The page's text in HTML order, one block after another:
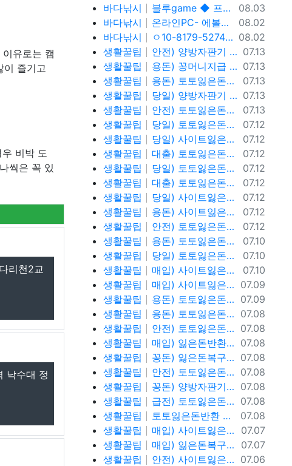
유로는 캠
이 즐기고
비박 도
씩은 꼭 있
리천2교
낙수대 정
등록일
08.03
바다낚시
블루game ◆ 프라그마틱 슬 롯 & 에 볼 루 션 ◆ BLUE C A S I N O ◆ 바 둑 이 | 홀 덤 | 바 캬 라 | 슬 롯 | 맞 고 ◆가입 코드 : 안비서◆
등록일
08.02
바다낚시
온라인PC- 에볼루션슬롯 - 블루게임 WWW.fefas.net 아이슬롯아시아
등록일
08.02
바다낚시
ㅇ10-8179-5274 블루게임 fefas.net 바이브게임
등록일
07.13
생활꿀팁
안전) 양방자판기 토토반환신청 텔레@ybcs24
등록일
07.13
생활꿀팁
용돈) 꽁머니지급 토토빚복구 텔레@ybcs24
등록일
07.13
생활꿀팁
용돈) 토토잃은돈반환 토토잃은돈복구 텔레@ybcs24
등록일
07.13
생활꿀팁
당일) 양방자판기 토토반환신청 텔레@ybcs24
등록일
07.13
생활꿀팁
안전) 토토잃은돈반환 토토잃은돈복구 텔레@ybcs24
등록일
07.12
생활꿀팁
당일) 토토잃은돈반환 토토잃은돈복구 텔레@ybcs24
등록일
07.12
생활꿀팁
당일) 사이트잃은돈반환 사이트잃은돈복구 텔레@ybcs24
등록일
07.12
생활꿀팁
대출) 토토잃은돈반환 토토잃은돈복구 텔레@ybcs24
등록일
07.12
생활꿀팁
당일) 토토잃은돈반환 토토잃은돈복구 텔레@ybcs24
등록일
07.12
생활꿀팁
대출) 토토잃은돈반환 토토잃은돈복구 텔레@ybcs24
등록일
07.12
생활꿀팁
당일) 사이트잃은돈반환 사이트잃은돈복구 텔레@ybcs24
등록일
07.12
생활꿀팁
용돈) 사이트잃은돈반환 사이트잃은돈복구 텔레@ybcs24
등록일
07.12
생활꿀팁
안전) 토토잃은돈반환 텔레@ybcs24
등록일
07.10
생활꿀팁
용돈) 토토잃은돈반환 텔레@ybcs24
등록일
07.10
생활꿀팁
당일) 토토잃은돈반환 텔레@ybcs24
등록일
07.10
생활꿀팁
매입) 사이트잃은돈복구 텔@ybcs24
등록일
07.09
생활꿀팁
매입) 사이트잃은돈복구 텔@ybcs24
등록일
07.09
생활꿀팁
용돈) 토토잃은돈복구 텔@ybcs24
등록일
07.08
생활꿀팁
용돈) 토토잃은돈복구 텔@ybcs24
등록일
07.08
생활꿀팁
안전) 토토잃은돈복구 텔@ybcs24
등록일
07.08
생활꿀팁
매입) 잃은돈반환 텔@ybcs24
등록일
07.08
생활꿀팁
꽁돈) 잃은돈복구 텔@ybcs24
등록일
07.08
생활꿀팁
안전) 토토잃은돈반환 텔@ybcs24
등록일
07.08
생활꿀팁
꽁돈) 양방자판기 텔@ybcs24
등록일
07.08
생활꿀팁
급전) 토토잃은돈반환 텔레@ybcs24
등록일
07.08
생활꿀팁
토토잃은돈반환 텔레@ybcs24 토토돈복구
등록일
07.07
생활꿀팁
매입) 사이트잃은돈복구 텔@ybcs24
등록일
07.07
생활꿀팁
매입) 잃은돈복구 텔@ybcs24
등록일
07.06
생활꿀팁
안전) 사이트잃은돈복구 텔@ybcs24